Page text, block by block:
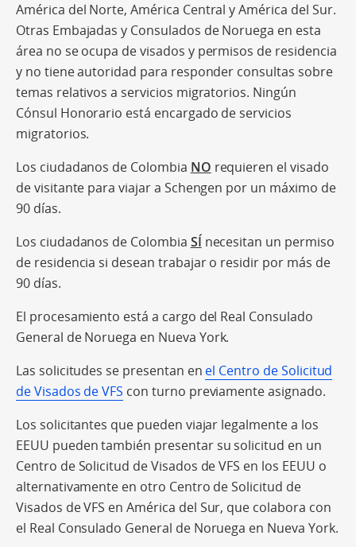
América del Norte, América Central y América del Sur.
Otras Embajadas y Consulados de Noruega en esta
área no se ocupa de visados y permisos de residencia
y no tiene autoridad para responder consultas sobre
temas relativos a servicios migratorios. Ningún
Cónsul Honorario está encargado de servicios
migratorios.
Los ciudadanos de Colombia NO requieren el visado
de visitante para viajar a Schengen por un máximo de
90 días.
Los ciudadanos de Colombia SÍ necesitan un permiso
de residencia si desean trabajar o residir por más de
90 días.
El procesamiento está a cargo del Real Consulado
General de Noruega en Nueva York.
Las solicitudes se presentan en el Centro de Solicitud
de Visados de VFS con turno previamente asignado.
Los solicitantes que pueden viajar legalmente a los
EEUU pueden también presentar su solicitud en un
Centro de Solicitud de Visados de VFS en los EEUU o
alternativamente en otro Centro de Solicitud de
Visados de VFS en América del Sur, que colabora con
el Real Consulado General de Noruega en Nueva York.